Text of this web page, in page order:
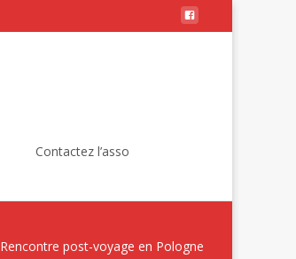
Contactez l’asso
Rencontre post-voyage en Pologne